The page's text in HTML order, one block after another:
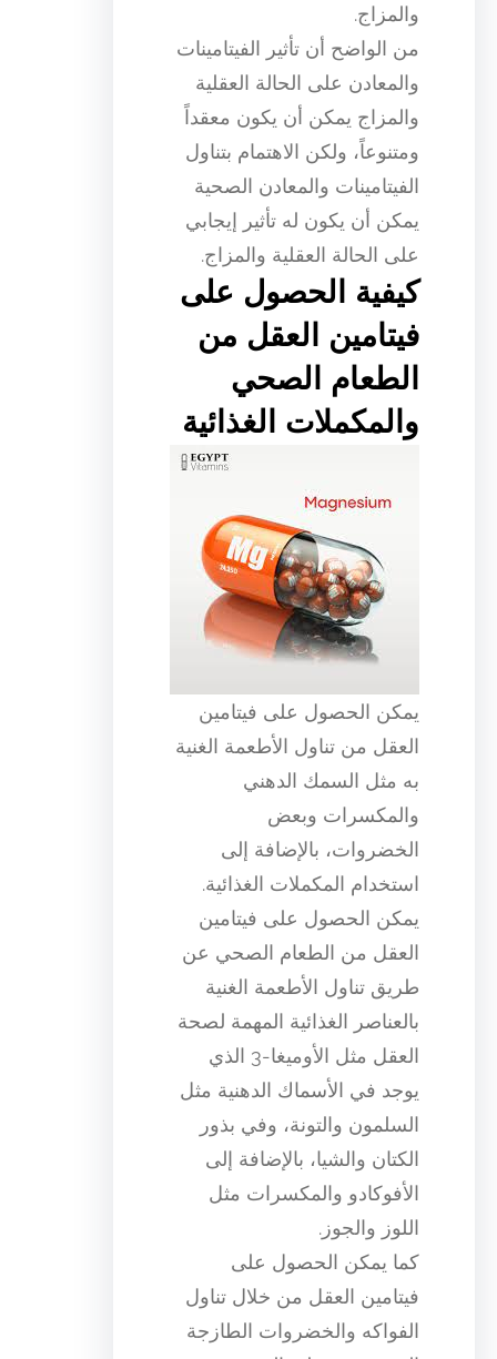
والمزاج.
من الواضح أن تأثير الفيتامينات
والمعادن على الحالة العقلية
والمزاج يمكن أن يكون معقداً
ومتنوعاً، ولكن الاهتمام بتناول
الفيتامينات والمعادن الصحية
يمكن أن يكون له تأثير إيجابي
على الحالة العقلية والمزاج.
كيفية الحصول على
فيتامين العقل من
الطعام الصحي
والمكملات الغذائية
يمكن الحصول على فيتامين
العقل من تناول الأطعمة الغنية
به مثل السمك الدهني
والمكسرات وبعض
الخضروات، بالإضافة إلى
استخدام المكملات الغذائية.
يمكن الحصول على فيتامين
العقل من الطعام الصحي عن
طريق تناول الأطعمة الغنية
بالعناصر الغذائية المهمة لصحة
العقل مثل الأوميغا-3 الذي
يوجد في الأسماك الدهنية مثل
السلمون والتونة، وفي بذور
الكتان والشيا، بالإضافة إلى
الأفوكادو والمكسرات مثل
اللوز والجوز.
كما يمكن الحصول على
فيتامين العقل من خلال تناول
الفواكه والخضروات الطازجة